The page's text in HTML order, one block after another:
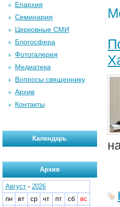
Епархия
Семинария
Церковные СМИ
Блогосфера
Фотогалерея
Медиатека
Вопросы священнику
Архив
Контакты
Календарь
Архив
Август - 2026
пн
вт ср чт пт сб
вс